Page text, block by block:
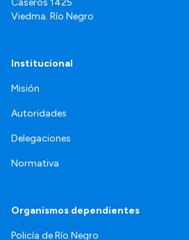
Caseros 1425
Viedma. Río Negro
Institucional
Misión
Autoridades
Delegaciones
Normativa
Organismos dependientes
Policía de Río Negro